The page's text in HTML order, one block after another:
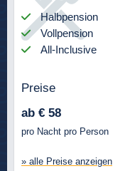
Preise
ab € 58
pro Nacht pro Person
» alle Preise anzeigen
Halbpension
Vollpension
All-Inclusive